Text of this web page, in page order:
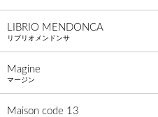
LIBRIO MENDONCA
リブリオメンドンサ
Magine
マージン
Maison code 13